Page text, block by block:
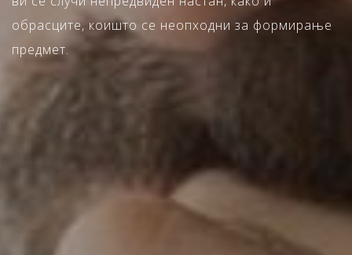
обрасците, коишто се неопходни за формирање
предмет.